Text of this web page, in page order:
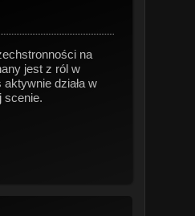
na
jest z ról w
działa w
scenie.